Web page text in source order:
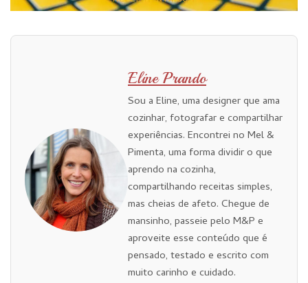
Eline Prando
Sou a Eline, uma designer que ama
cozinhar, fotografar e compartilhar
experiências. Encontrei no Mel &
Pimenta, uma forma dividir o que
aprendo na cozinha,
compartilhando receitas simples,
mas cheias de afeto. Chegue de
mansinho, passeie pelo M&P e
aproveite esse conteúdo que é
pensado, testado e escrito com
muito carinho e cuidado.